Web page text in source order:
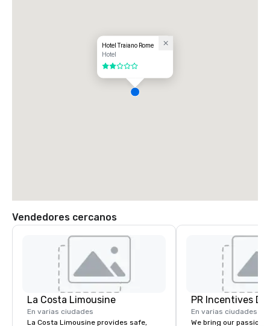
Hotel Traiano Rome
Hotel
2 de 5
Vendedores cercanos
La Costa Limousine
En varias ciudades
La Costa Limousine provides safe,
PR Incentives
En varias ciudades
We bring our passion,